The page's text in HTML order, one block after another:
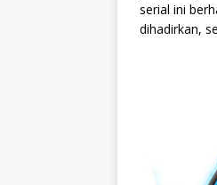
serial ini
dihadirkan,